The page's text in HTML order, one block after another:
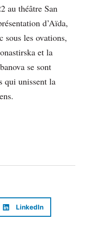
au théâtre San
d’Aïda,
sous les ovations,
et la
se sont
qui unissent la
LinkedIn